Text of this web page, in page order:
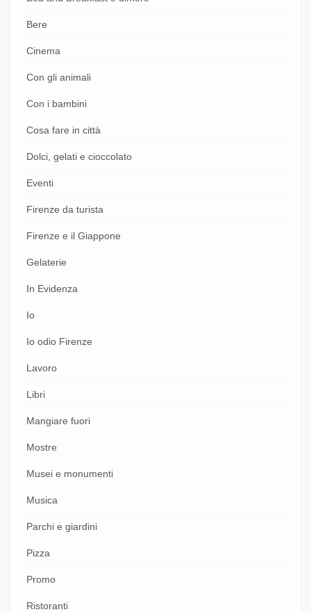
Bere
Cinema
Con gli animali
Con i bambini
Cosa fare in città
Dolci, gelati e cioccolato
Eventi
Firenze da turista
Firenze e il Giappone
Gelaterie
In Evidenza
Io
Io odio Firenze
Lavoro
Libri
Mangiare fuori
Mostre
Musei e monumenti
Musica
Parchi e giardini
Pizza
Promo
Ristoranti